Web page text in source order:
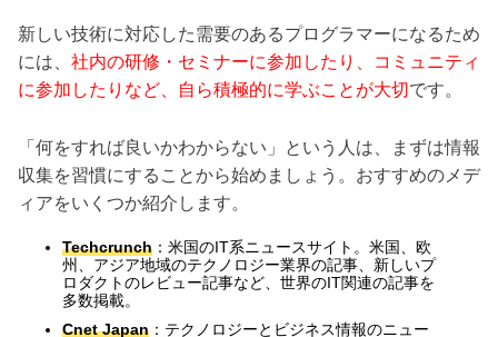
新しい技術に対応した需要のあるプログラマーになるため
には、 社内の研修・セミナーに参加したり、コミュニティ
に参加したりなど、自ら積極的に学ぶことが大切です。
「何をすれば良いかわからない」という人は、まずは情報
収集を習慣にすることから始めましょう。おすすめのメデ
ィアをいくつか紹介します。
Techcrunch ：米国のIT系ニュースサイト。米国、欧
州、アジア地域のテクノロジー業界の記事、新しいプ
ロダクトのレビュー記事など、世界のIT関連の記事を
多数掲載。
Cnet Japan ：テクノロジーとビジネス情報のニュー